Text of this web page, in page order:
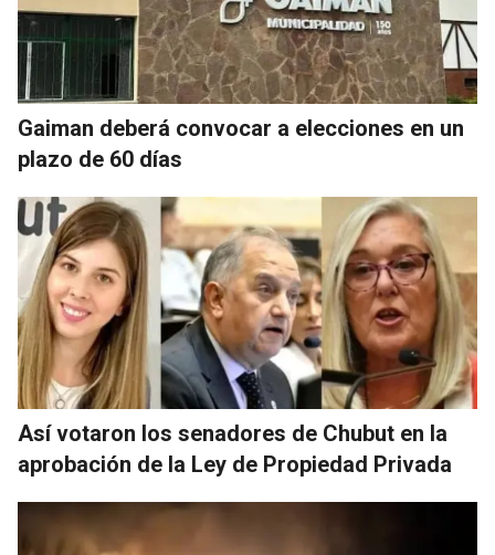
Gaiman deberá convocar a elecciones en un
plazo de 60 días
Así votaron los senadores de Chubut en la
aprobación de la Ley de Propiedad Privada